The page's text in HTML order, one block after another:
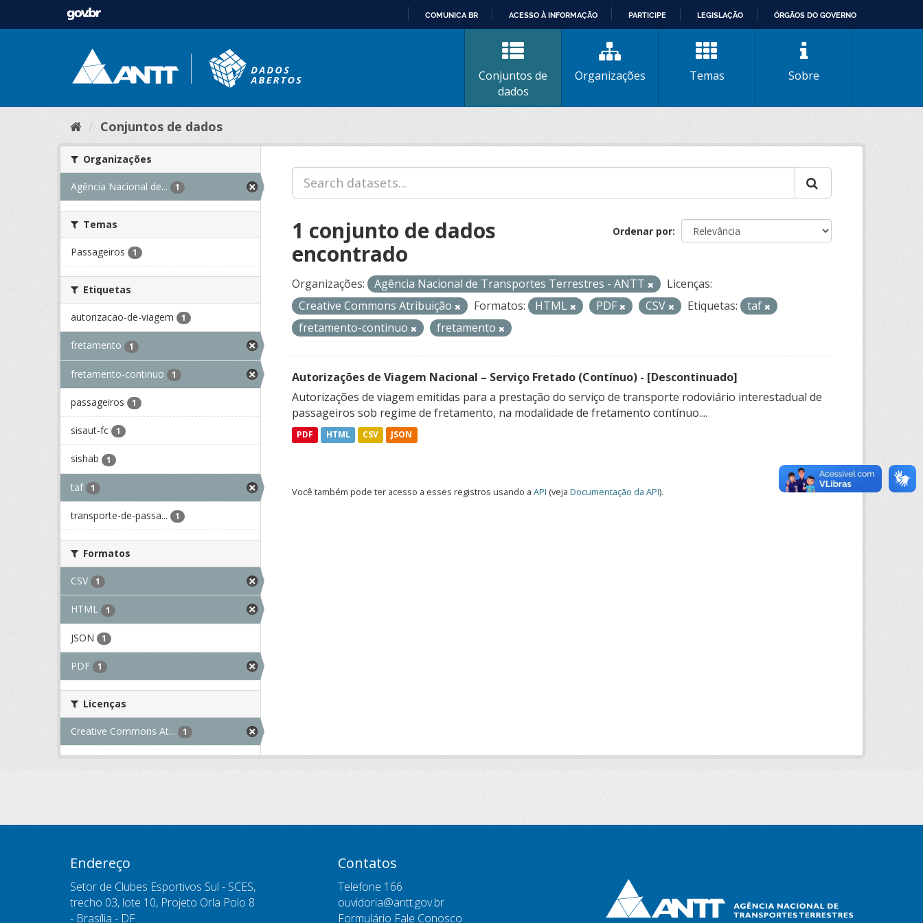
CONTEÚDO
COMUNICA BR ACESSO À INFORMAÇÃO PARTICIPE LEGISLAÇÃO ÓRGÃOS DO GOVERNO
Conjuntos de
dados
Organizações Temas Sobre
Conjuntos de dados
Organizações
Agência Nacional de... 1
Temas
Passageiros 1
Etiquetas
autorizacao-de-viagem 1
fretamento 1
fretamento-continuo 1
passageiros 1
sisaut-fc 1
sishab 1
taf 1
transporte-de-passa... 1
Formatos
CSV 1
HTML 1
JSON 1
PDF 1
Licenças
Creative Commons At... 1
Ordenar por
1 conjunto de dados
encontrado
Organizações: Agência Nacional de Transportes Terrestres - ANTT
Licenças:
Creative Commons Atribuição
Formatos: HTML PDF CSV Etiquetas:
taf
fretamento-continuo
fretamento
Autorizações de Viagem Nacional – Serviço Fretado (Contínuo) - [Descontinuado]
Autorizações de viagem emitidas para a prestação do serviço de transporte rodoviário interestadual de
passageiros sob regime de fretamento, na modalidade de fretamento contínuo....
PDF HTML CSV JSON
Você também pode ter acesso a esses registros usando a API (veja Documentação da API).
Endereço
Setor de Clubes Esportivos Sul - SCES,
trecho 03, lote 10, Projeto Orla Polo 8
- Brasília - DF
Contatos
Telefone 166
ouvidoria@antt.gov.br
Formulário Fale Conosco